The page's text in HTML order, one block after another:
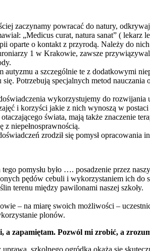
zaczynamy powracać do natury,
„Medicus curat, natura sanat” (
oparte o kontakt z przyrodą. Należy do
1 w Krakowie, zawsze
autyzmu a szczególnie te z dodatkowymi
Potrzebują specjalnych metod
wykorzystujemy do
i korzyści jakie z nich wynoszą w
świata, mają także znaczenie
z niepełnosprawnością.
zrodził się pomysł
pomysłu było …. posadzenie przez
pędów cebuli i wykorzystaniem ich do
terenu między pawilonami naszej szkoły.
– na miarę swoich możliwości –
plonów.
a zapamiętam. Pozwól mi zrobić, a
szkolnego ogródka okażą się